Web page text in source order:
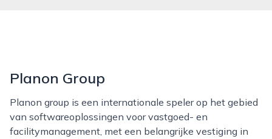
Planon Group
Planon group is een internationale speler op het gebied
van softwareoplossingen voor vastgoed- en
facilitymanagement, met een belangrijke vestiging in